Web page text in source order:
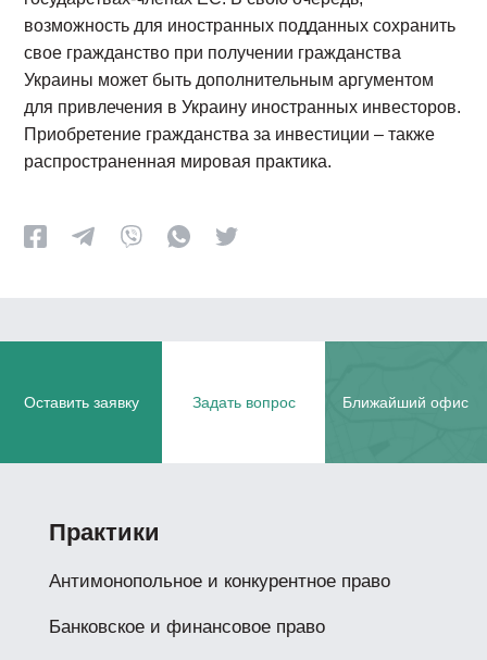
возможность для иностранных подданных сохранить
свое гражданство при получении гражданства
Украины может быть дополнительным аргументом
для привлечения в Украину иностранных инвесторов.
Приобретение гражданства за инвестиции – также
распространенная мировая практика.
Оставить заявку Задать вопрос Ближайший офис
Практики
Антимонопольное и конкурентное право
Банковское и финансовое право